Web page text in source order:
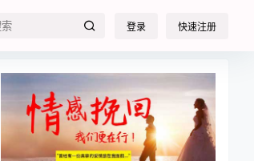
登录 快速注册